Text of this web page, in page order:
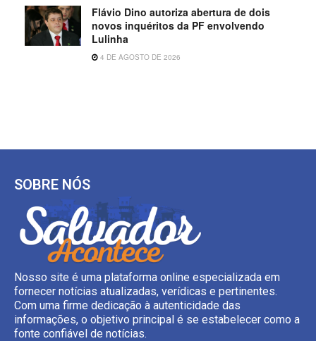
Flávio Dino autoriza abertura de dois
novos inquéritos da PF envolvendo
Lulinha
4 DE AGOSTO DE 2026
SOBRE NÓS
Nosso site é uma plataforma online especializada em
fornecer notícias atualizadas, verídicas e pertinentes.
Com uma firme dedicação à autenticidade das
informações, o objetivo principal é se estabelecer como a
fonte confiável de notícias.